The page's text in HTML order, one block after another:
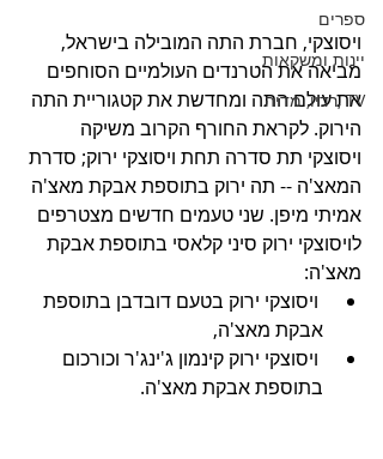
ספרים
יינות ומשקאות
TV ,רדיו, מדיה
ויסוצקי, חברת התה המובילה בישראל,
מביאה את הטרנדים העולמיים הסוחפים
את עולם התה ומחדשת את קטגוריית התה
הירוק. לקראת החורף הקרוב משיקה
ויסוצקי תת סדרה תחת ויסוצקי ירוק; סדרת
המאצ'ה -- תה ירוק בתוספת אבקת מאצ'ה
אמיתי מיפן. שני טעמים חדשים מצטרפים
לויסוצקי ירוק סיני קלאסי בתוספת אבקת
מאצ'ה:
ויסוצקי ירוק בטעם דובדבן בתוספת
אבקת מאצ'ה,
ויסוצקי ירוק קינמון ג'ינג'ר וכורכום
בתוספת אבקת מאצ'ה.